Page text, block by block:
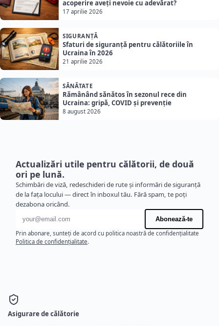
acoperire aveți nevoie cu adevărat?
17 aprilie 2026
SIGURANȚĂ
Sfaturi de siguranță pentru călătoriile în
Ucraina în 2026
21 aprilie 2026
SĂNĂTATE
Rămânând sănătos în sezonul rece din
Ucraina: gripă, COVID și prevenție
8 august 2026
Actualizări utile pentru călătorii, de două
ori pe lună.
Schimbări de viză, redeschideri de rute și informări de siguranță
de la fața locului — direct în inboxul tău. Fără spam, te poți
dezabona oricând.
Adresă de e-mail
Abonează-te
Prin abonare, sunteți de acord cu politica noastră de confidențialitate
Politica de confidențialitate.
Asigurare de călătorie